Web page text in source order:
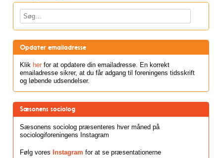
Søg
Opdater emailadresse
Klik her for at opdatere din emailadresse. En korrekt
emailadresse sikrer, at du får adgang til foreningens tidsskrift
og løbende udsendelser.
Sæsonens sociolog
Sæsonens sociolog præsenteres hver måned på
sociologiforeningens Instagram
Følg vores Instagram for at se præsentationerne